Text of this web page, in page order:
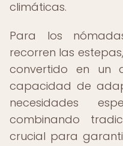
climáticas.
Para los
recorren las
convertido en un
capacidad de
necesidades
combinando
crucial para